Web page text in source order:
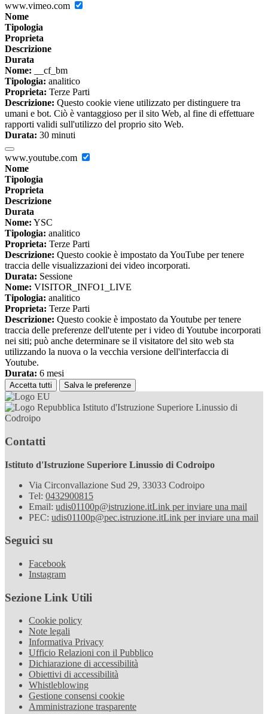
www.vimeo.com
Nome
Tipologia
Proprieta
Descrizione
Durata
Nome: __cf_bm
Tipologia: analitico
Proprieta: Terze Parti
Descrizione: Questo cookie viene utilizzato per distinguere tra
umani e bot. Ciò è vantaggioso per il sito Web, al fine di effettuare
rapporti validi sull'utilizzo del proprio sito Web.
Durata: 30 minuti
www.youtube.com
Nome
Tipologia
Proprieta
Descrizione
Durata
Nome: YSC
Tipologia: analitico
Proprieta: Terze Parti
Descrizione: Questo cookie è impostato da YouTube per tenere
traccia delle visualizzazioni dei video incorporati.
Durata: Sessione
Nome: VISITOR_INFO1_LIVE
Tipologia: analitico
Proprieta: Terze Parti
Descrizione: Questo cookie è impostato da Youtube per tenere
traccia delle preferenze dell'utente per i video di Youtube incorporati
nei siti; può anche determinare se il visitatore del sito web sta
utilizzando la nuova o la vecchia versione dell'interfaccia di
Youtube.
Durata: 6 mesi
Accetta tutti Salva le preferenze
Istituto d'Istruzione Superiore Linussio di
Codroipo
Contatti
Istituto d'Istruzione Superiore Linussio di Codroipo
Via Circonvallazione Sud 29, 33033 Codroipo
Tel: 0432900815
Email: udis01100p@istruzione.itLink per inviare una mail
PEC: udis01100p@pec.istruzione.itLink per inviare una mail
Seguici su
Facebook
Instagram
Sezione Link Utili
Cookie policy
Note legali
Informativa Privacy
Ufficio Relazioni con il Pubblico
Dichiarazione di accessibilità
Obiettivi di accessibilità
Whistleblowing
Gestione consensi cookie
Amministrazione trasparente